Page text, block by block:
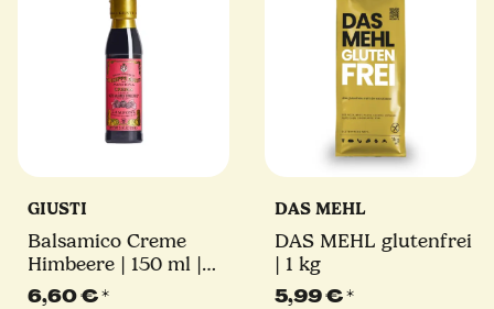
GIUSTI
Balsamico Creme
Himbeere | 150 ml |
Giuseppe Giusti
6,60 €*
DAS MEHL
DAS MEHL glutenfrei
| 1 kg
5,99 €*